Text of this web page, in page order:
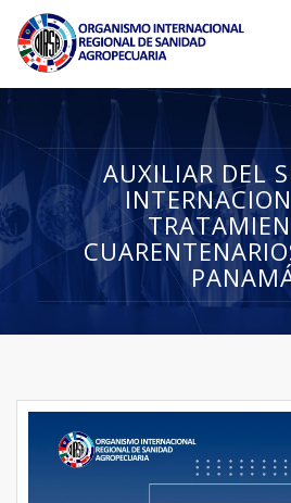
AUXILIAR DEL